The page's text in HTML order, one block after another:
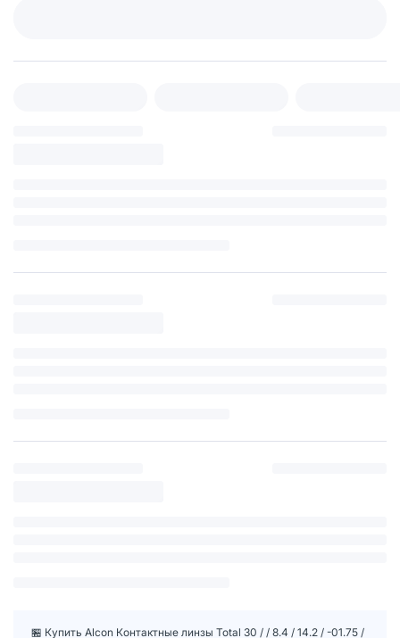
🏪 Купить Alcon Контактные линзы Total 30 / / 8.4 / 14.2 / -01.75 /